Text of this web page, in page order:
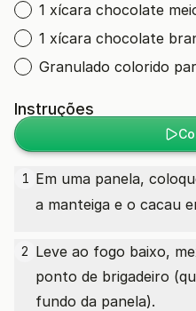
1 xícara chocolate
1 xícara chocolate
Granulado colorido
Instruções
1 Em uma panela,
a manteiga e o cacau
2 Leve ao fogo baixo,
ponto de brigadeiro
fundo da panela).